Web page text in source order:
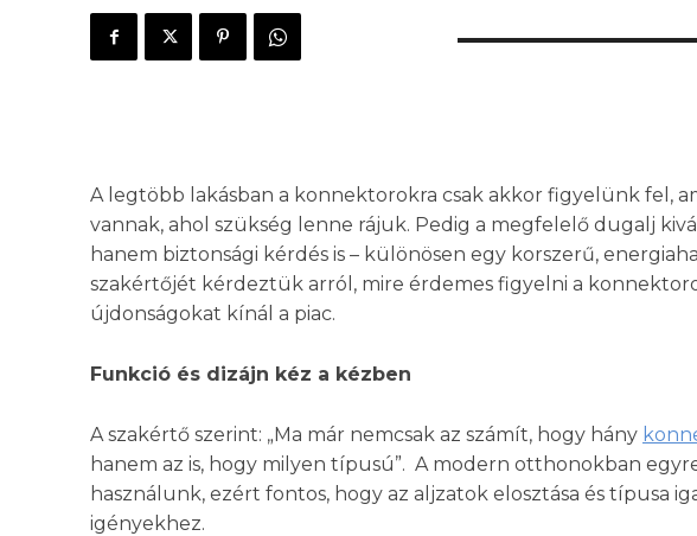
A legtöbb lakásban a konnektorokra csak akkor figyelünk fel,
vannak, ahol szükség lenne rájuk. Pedig a megfelelő dugalj
hanem biztonsági kérdés is – különösen egy korszerű,
szakértőjét kérdeztük arról, mire érdemes figyelni a
újdonságokat kínál a piac.
Funkció és dizájn kéz a kézben
A szakértő szerint: „Ma már nemcsak az számít, hogy hány
hanem az is, hogy milyen típusú”. A modern otthonokban
használunk, ezért fontos, hogy az aljzatok elosztása és típusa
igényekhez.